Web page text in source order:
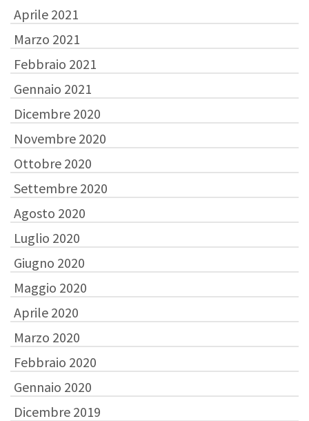
Aprile 2021
Marzo 2021
Febbraio 2021
Gennaio 2021
Dicembre 2020
Novembre 2020
Ottobre 2020
Settembre 2020
Agosto 2020
Luglio 2020
Giugno 2020
Maggio 2020
Aprile 2020
Marzo 2020
Febbraio 2020
Gennaio 2020
Dicembre 2019